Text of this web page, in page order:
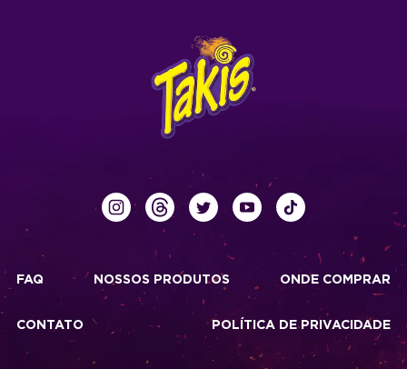
FAQ NOSSOS PRODUTOS ONDE COMPRAR
CONTATO POLÍTICA DE PRIVACIDADE